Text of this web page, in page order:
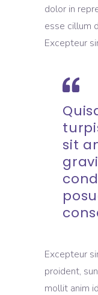
dolor in
esse cillum
Excepteur
sit
Excepteur
proident,
mollit anim